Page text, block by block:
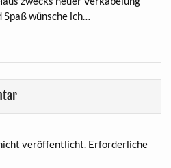
Spaß wün­sche ich…
veröffentlicht. Erforderliche